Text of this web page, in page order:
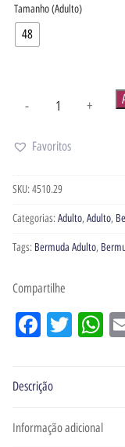
Tamanho (Adulto)
48
- +
Favoritos
SKU:4510.29
Categorias:Adulto, Adulto,
Tags: Bermuda Adulto,
Compartilhe
Facebook
Descrição
Informação adicional